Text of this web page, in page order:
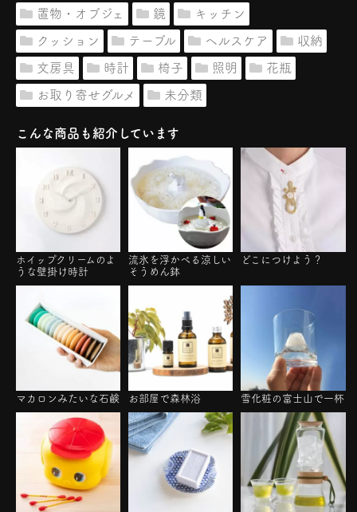
置物・オブジェ 鏡 キッチン
クッション テーブル ヘルスケア 収納
文房具 時計 椅子 照明 花瓶
お取り寄せグルメ 未分類
こんな商品も紹介しています
ホイップクリームのよ
うな壁掛け時計
流氷を浮かべる涼しい
そうめん鉢
どこにつけよう？
マカロンみたいな石鹸 お部屋で森林浴 雪化粧の富士山で一杯